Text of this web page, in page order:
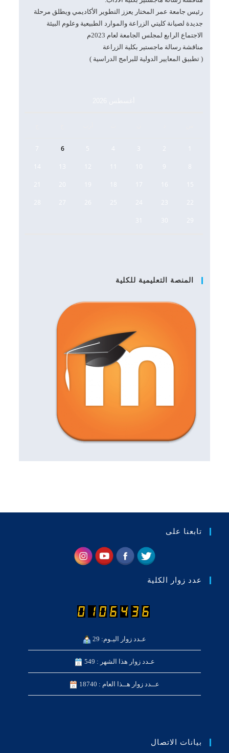
رئيس جامعة عمر المختار يعزز التطوير الأكاديمي ويطلق مرحلة
جديدة لصيانة كليتي الزراعة والموارد الطبيعية وعلوم البيئة
الاجتماع الرابع لمجلس الجامعة لعام 2023م
مناقشة رسالة ماجستير بكلية الزراعة
( تطبيق المعايير الدولية للبرامج الدراسية )
1
2
3
4
6
7
8
9
10
11
12
13
14
15
16
17
18
19
20
21
22
23
24
25
26
27
28
29
30
31
المنصة التعليمية للكلية
تابعنا على
عدد زوار الكلية
عـدد زوار اليـوم: 29
عـدد زوار هذا الشهر : 549
عــدد زوار هــذا العام : 18740
بيانات الاتصال